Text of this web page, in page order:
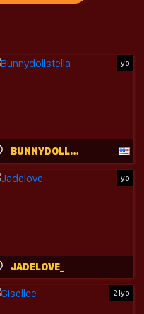
yo
BUNNYDOLLSTELLA
yo
JADELOVE_
21yo